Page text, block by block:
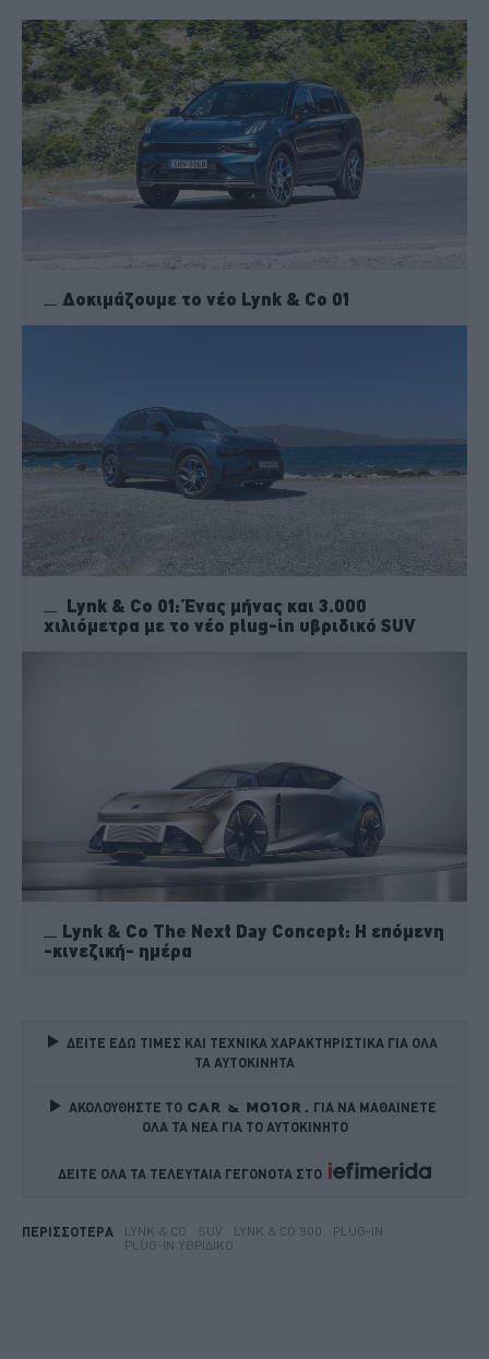
Δοκιμάζουμε το νέο Lynk & Co 01
Lynk & Co 01: Ένας μήνας και 3.000
χιλιόμετρα με το νέο plug-in υβριδικό SUV
Lynk & Co The Next Day Concept: Η επόμενη
-κινεζική- ημέρα
ΔΕΙΤΕ ΕΔΩ ΤΙΜΕΣ ΚΑΙ ΤΕΧΝΙΚΑ ΧΑΡΑΚΤΗΡΙΣΤΙΚΑ ΓΙΑ ΟΛΑ
ΤΑ ΑΥΤΟΚΙΝΗΤΑ
ΑΚΟΛΟΥΘΗΣΤΕ ΤΟ
ΓΙΑ ΝΑ ΜΑΘΑΙΝΕΤΕ
ΟΛΑ ΤΑ ΝΕΑ ΓΙΑ ΤΟ ΑΥΤΟΚΙΝΗΤΟ
ΔΕΙΤΕ ΟΛΑ ΤΑ ΤΕΛΕΥΤΑΙΑ ΓΕΓΟΝΟΤΑ ΣΤΟ
ΠΕΡΙΣΣΟΤΕΡΑ LYNK & CO SUV LYNK & CO 900
PLUG-IN
PLUG-IN ΥΒΡΙΔΙΚΌ